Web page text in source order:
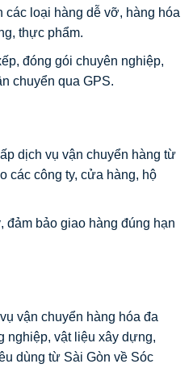
các loại hàng dễ vỡ, hàng hóa
thực phẩm.
đóng gói chuyên nghiệp,
chuyển qua GPS.
dịch vụ vận chuyển hàng từ
các công ty, cửa hàng, hộ
đảm bảo giao hàng đúng hạn
vận chuyển hàng hóa đa
nghiệp, vật liệu xây dựng,
dùng từ Sài Gòn về Sóc